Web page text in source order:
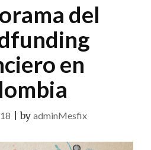
del
en
|by adminMesfix